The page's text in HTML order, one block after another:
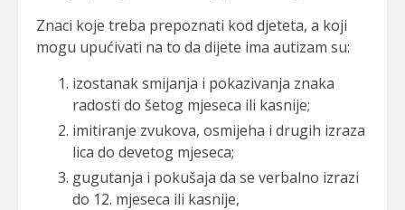
Znaci koje treba prepoznati kod djeteta, a koji
mogu upućivati na to da dijete ima autizam su:
izostanak smijanja i pokazivanja znaka
radosti do šetog mjeseca ili kasnije;
imitiranje zvukova, osmijeha i drugih izraza
lica do devetog mjeseca;
gugutanja i pokušaja da se verbalno izrazi
do 12. mjeseca ili kasnije,